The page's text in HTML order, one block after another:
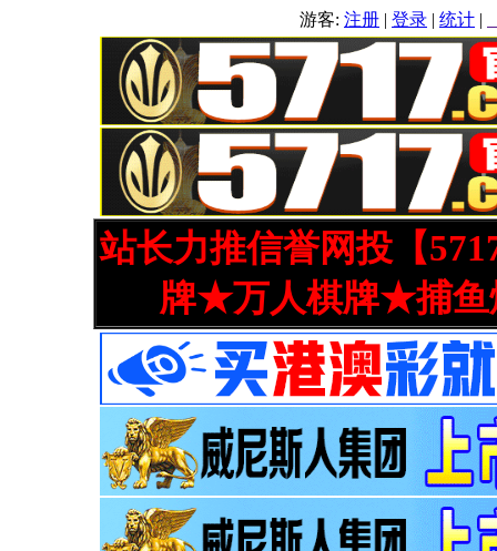
游客: 注册 | 登录 | 统计 |
站长力推信誉网投【
牌★万人棋牌★捕鱼